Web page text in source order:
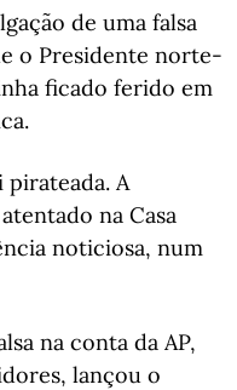
de uma falsa
o Presidente norte-
ficado ferido em
A
na Casa
noticiosa, num
na conta da AP,
lançou o